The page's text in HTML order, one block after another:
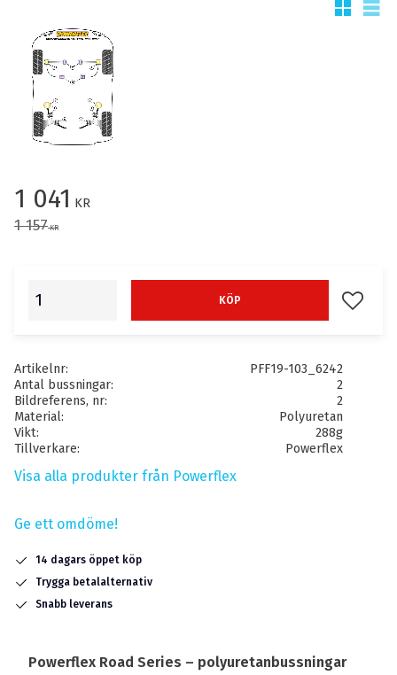
Nedsatt pris:
1 041 KR
Ordinarie pris:
1 157KR
KÖP Lägg
Artikelnr
PFF19-103_6242
Antal bussningar
2
Bildreferens, nr
2
Material
Polyuretan
Vikt
288g
Tillverkare
Powerflex
Visa alla produkter från Powerflex
Ge ett omdöme!
14 dagars öppet köp
Trygga betalalternativ
Snabb leverans
Powerflex Road Series – polyuretanbussningar